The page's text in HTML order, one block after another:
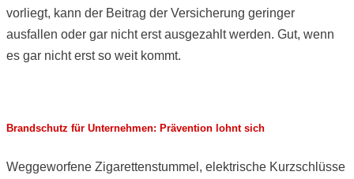
vorliegt, kann der Beitrag der Versicherung geringer
ausfallen oder gar nicht erst ausgezahlt werden. Gut, wenn
es gar nicht erst so weit kommt.
Brandschutz für Unternehmen: Prävention lohnt sich
Weggeworfene Zigarettenstummel, elektrische Kurzschlüsse